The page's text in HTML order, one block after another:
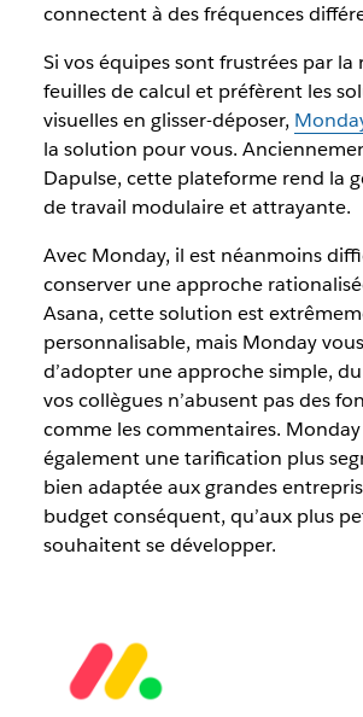
connectent à des fréquences
Si vos équipes sont frustrées par la
feuilles de calcul et préfèrent les
visuelles en glisser-déposer,
la solution pour vous.
Dapulse, cette plateforme rend la
de travail modulaire et attrayante.
Avec Monday, il est néanmoins
conserver une approche
Asana, cette solution est
personnalisable, mais Monday
d’adopter une approche simple,
vos collègues n’abusent pas des
comme les commentaires.
également une tarification plus
bien adaptée aux grandes
budget conséquent, qu’aux plus
souhaitent se développer.